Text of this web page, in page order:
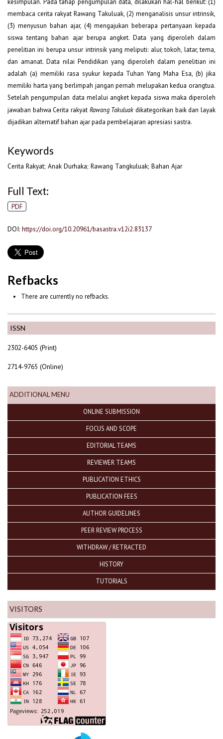
ISSN
2302-6405 (Print)
2714-9765 (Online)
ADDITIONAL MENU
ONLINE SUBMISSION
FOCUS AND SCOPE
EDITORIAL TEAMS
REVIEWER TEAMS
PUBLICATION ETHICS
PUBLICATION FEES
AUTHOR GUIDELINES
PEER REVIEW PROCESS
WITHDRAW / RETRACTED
HISTORY
TUTORIALS
VISITORS
membaca cerita rakyat Rawang Takuluak, (2) menganalisis unsur intrinsik,
(3) menyusun bahan ajar, (4) mengajukan beberapa pertanyaan kepada
siswa tentang bahan ajar berupa angket. Data yang diperoleh dalam
penelitian ini berupa unsur intrinsik yang meliputi: alur, tokoh, latar, tema,
dan amanat. Data nilai Pendidikan yang diperoleh dalam penelitian ini
adalah (a) memiliki rasa syukur kepada Tuhan Yang Maha Esa, (b) jika
memiliki harta yang berlimpah jangan pernah melupakan kedua orangtua.
Setelah pengumpulan data melalui angket kepada siswa maka diperoleh
jawaban bahwa Cerita rakyat Rawang Takuluak dikategorikan baik dan layak
dijadikan alternatif bahan ajar pada pembelajaran apresiasi sastra.
Keywords
Cerita Rakyat; Anak Durhaka; Rawang Tangkuluak; Bahan Ajar
Full Text:
PDF
DOI: https://doi.org/10.20961/basastra.v12i2.83137
Refbacks
There are currently no refbacks.